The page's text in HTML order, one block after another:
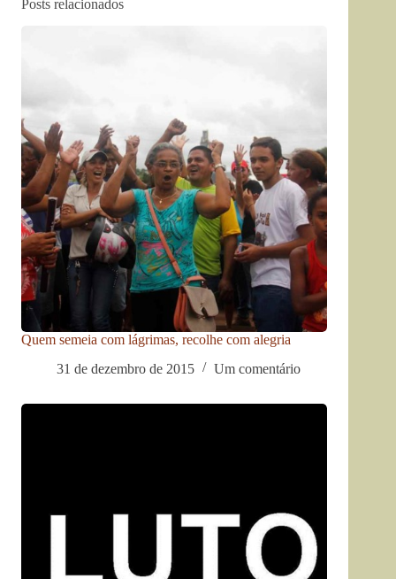
Posts relacionados
Quem semeia com lágrimas, recolhe com alegria
31 de dezembro de 2015
Um comentário